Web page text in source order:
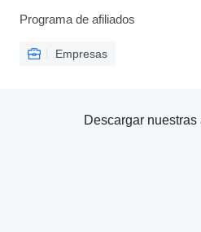
Programa de afiliados
Empresas
Descargar